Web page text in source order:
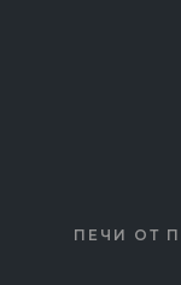
ПЕЧИ ОТ